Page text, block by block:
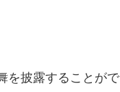
を披露することがで